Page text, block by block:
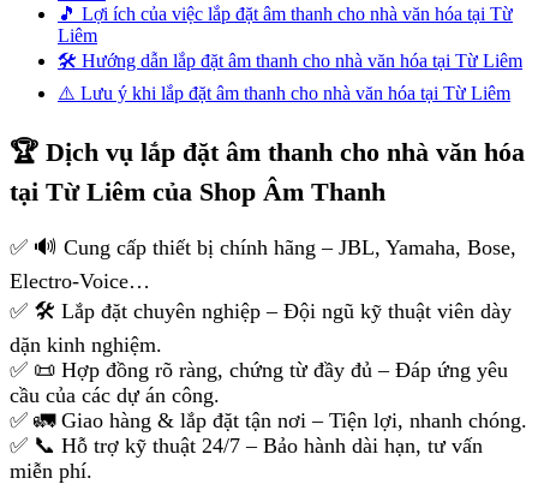
🎵 Lợi ích của việc lắp đặt âm thanh cho nhà văn hóa tại Từ
Liêm
🛠 Hướng dẫn lắp đặt âm thanh cho nhà văn hóa tại Từ Liêm
⚠️ Lưu ý khi lắp đặt âm thanh cho nhà văn hóa tại Từ Liêm
🏆 Dịch vụ lắp đặt âm thanh cho nhà văn hóa
tại Từ Liêm của Shop Âm Thanh
✅ 🔊 Cung cấp thiết bị chính hãng – JBL, Yamaha, Bose,
Electro-Voice…
✅ 🛠 Lắp đặt chuyên nghiệp – Đội ngũ kỹ thuật viên dày
dặn kinh nghiệm.
✅ 📜 Hợp đồng rõ ràng, chứng từ đầy đủ – Đáp ứng yêu
cầu của các dự án công.
✅ 🚛 Giao hàng & lắp đặt tận nơi – Tiện lợi, nhanh chóng.
✅ 📞 Hỗ trợ kỹ thuật 24/7 – Bảo hành dài hạn, tư vấn
miễn phí.